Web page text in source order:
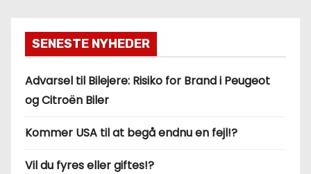
SENESTE NYHEDER
Advarsel til Bilejere: Risiko for Brand i Peugeot
og Citroën Biler
Kommer USA til at begå endnu en fejl!?
Vil du fyres eller giftes!?